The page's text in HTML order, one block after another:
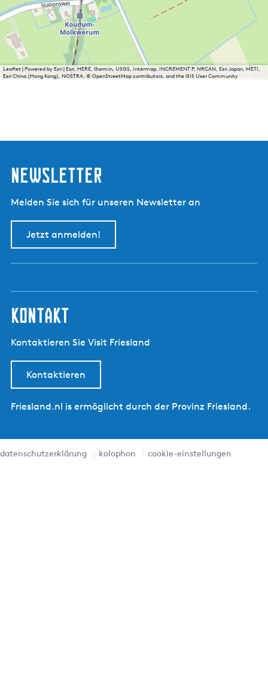
Leaflet|Powered by Esri | Esri, HERE, Garmin, USGS, Intermap, INCREMENT P, NRCAN, Esri Japan, METI,
Esri China (Hong Kong), NOSTRA, © OpenStreetMap contributors, and the GIS User Community
Newsletter
Melden Sie sich für unseren Newsletter an
Jetzt anmelden!
kontakt
Kontaktieren Sie Visit Friesland
Kontaktieren
Friesland.nl is ermöglicht durch der Provinz Friesland.
datenschutzerklärung kolophon cookie-einstellungen